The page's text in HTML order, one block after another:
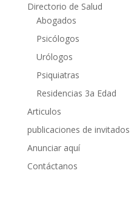
Directorio de Salud
Abogados
Psicólogos
Urólogos
Psiquiatras
Residencias 3a Edad
Articulos
publicaciones de invitados
Anunciar aquí
Contáctanos